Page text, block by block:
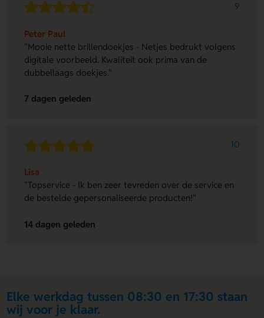
9
Peter Paul
"Mooie nette brillendoekjes - Netjes bedrukt volgens
digitale voorbeeld. Kwaliteit ook prima van de
dubbellaags doekjes."
7 dagen geleden
10
Lisa
"Topservice - Ik ben zeer tevreden over de service en
de bestelde gepersonaliseerde producten!"
14 dagen geleden
Elke werkdag tussen 08:30 en 17:30 staan
wij voor je klaar.